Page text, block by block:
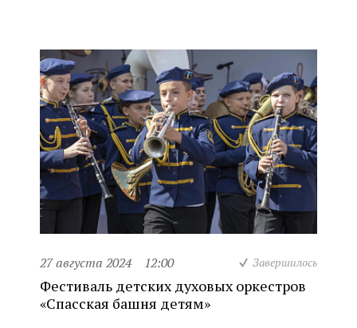
27 августа 2024 12:00 Завершилось
Фестиваль детских духовых оркестров
«Спасская башня детям»